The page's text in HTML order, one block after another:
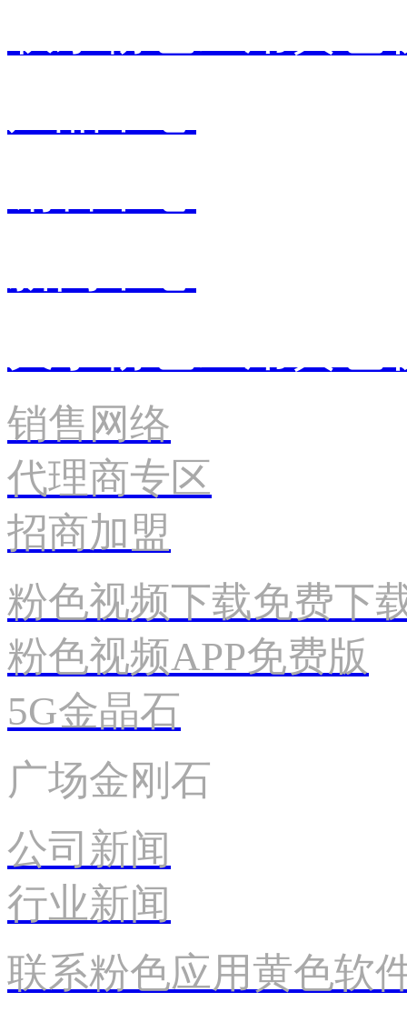
销售网络
代理商专区
招商加盟
粉色视频下载免费下
粉色视频APP免费版
5G金晶石
广场金刚石
公司新闻
行业新闻
联系粉色应用黄色软